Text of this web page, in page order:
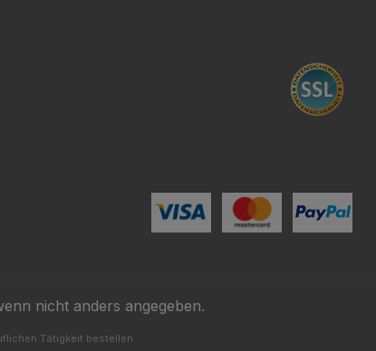
nicht anders angegeben.
Tätigkeit bestellen